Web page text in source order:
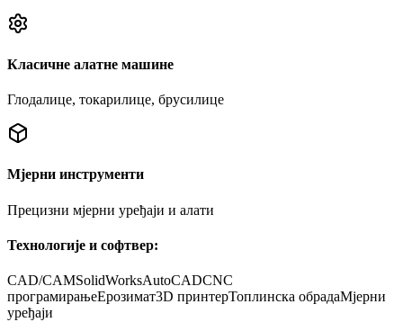
Класичне алатне машине
Глодалице, токарилице, брусилице
Мјерни инструменти
Прецизни мјерни уређаји и алати
Технологије и софтвер:
CAD/CAMSolidWorksAutoCADCNC
програмирањеЕрозимат3D принтерТоплинска обрадаМјерни
уређаји